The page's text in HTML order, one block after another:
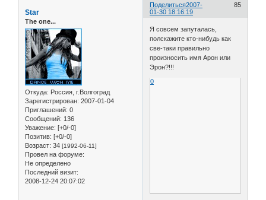
Поделиться 85
2007-
01-30 18:16:19
Star
The one...
Откуда: Россия, г.Волгоград
Зарегистрирован: 2007-01-04
Приглашений: 0
Сообщений: 136
Уважение: [+0/-0]
Позитив: [+0/-0]
Возраст: 34 [1992-06-11]
Провел на форуме:
Не определено
Последний визит:
2008-12-24 20:07:02
Я совсем запуталась,
полскажите кто-нибудь как
све-таки правильно
произносить имя Арон или
Эрон?!!!
0